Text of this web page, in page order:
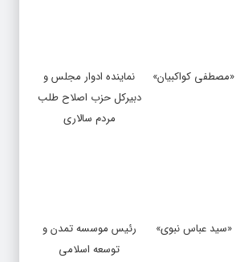
«مصطفی کواکبیان»
نماینده ادوار مجلس و
دبیرکل حزب اصلاح طلب
مردم سالاری
«سید عباس نبوی»
رئیس موسسه تمدن و
توسعه اسلامی